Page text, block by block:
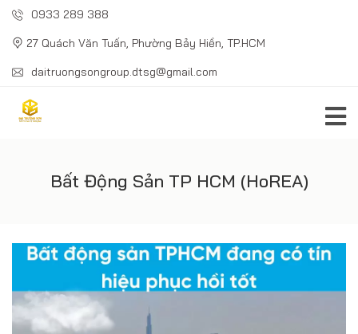
0933 289 388
27 Quách Văn Tuấn, Phường Bảy Hiền, TP.HCM
daitruongsongroup.dtsg@gmail.com
Bất Động Sản TP HCM (HoREA)